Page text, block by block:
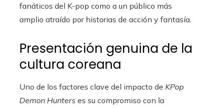
fanáticos del K-pop como a un público más
amplio atraído por historias de acción y fantasía.
Presentación genuina de la
cultura coreana
Uno de los factores clave del impacto de KPop
Demon Hunters es su compromiso con la